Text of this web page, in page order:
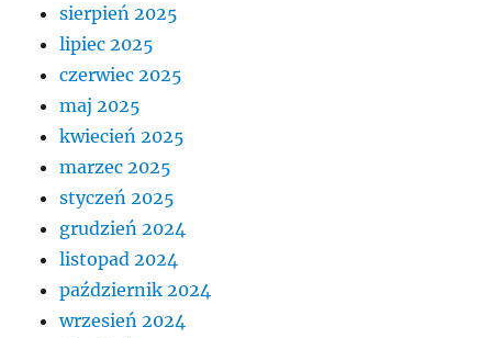
sierpień 2025
lipiec 2025
czerwiec 2025
maj 2025
kwiecień 2025
marzec 2025
styczeń 2025
grudzień 2024
listopad 2024
październik 2024
wrzesień 2024